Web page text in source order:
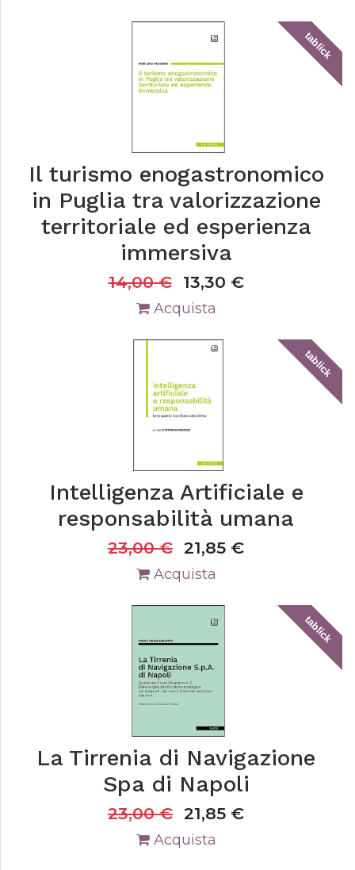
tablick
Il turismo enogastronomico
in Puglia tra valorizzazione
territoriale ed esperienza
immersiva
14,00€ 13,30 €
Acquista
tablick
Intelligenza Artificiale e
responsabilità umana
23,00€ 21,85 €
Acquista
tablick
La Tirrenia di Navigazione
Spa di Napoli
23,00€ 21,85 €
Acquista